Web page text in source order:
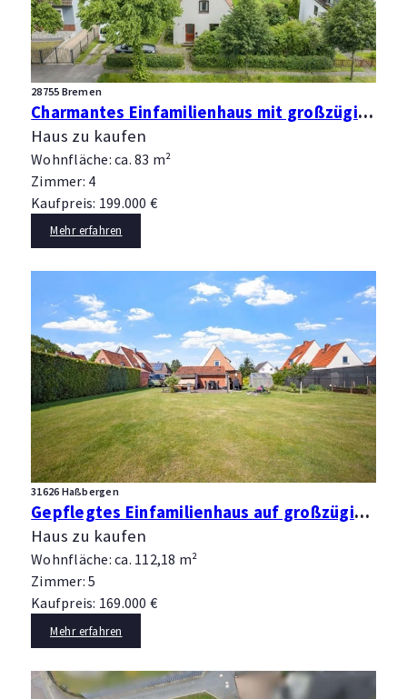
28755 Bremen
Charmantes Einfamilienhaus mit großzügigem Grundstück und Neubaupotenzial
Haus zu kaufen
Wohnfläche: ca. 83 m²
Zimmer: 4
Kaufpreis: 199.000 €
Mehr erfahren
31626 Haßbergen
Gepflegtes Einfamilienhaus auf großzügigem Grundstück in Haßbergen
Haus zu kaufen
Wohnfläche: ca. 112,18 m²
Zimmer: 5
Kaufpreis: 169.000 €
Mehr erfahren